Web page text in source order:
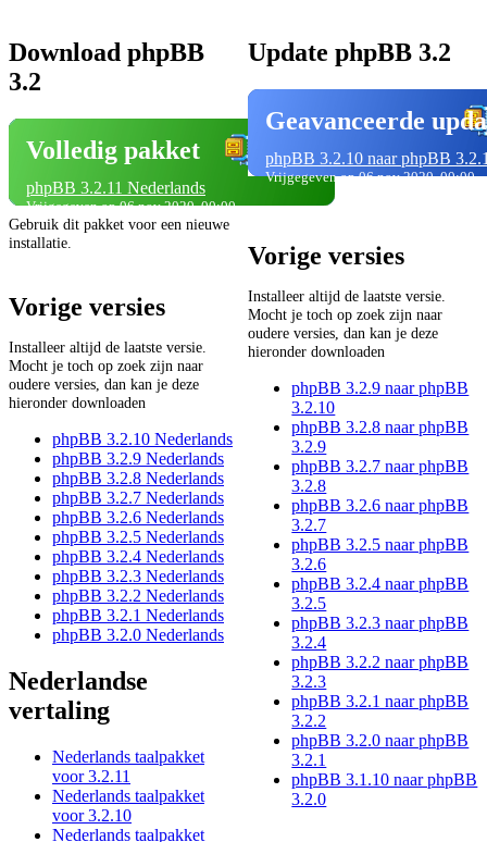
Download phpBB
3.2
Volledig pakket
phpBB 3.2.11 Nederlands
Vrijgegeven op 06 nov 2020, 00:00
Gebruik dit pakket voor een nieuwe
installatie.
Vorige versies
Installeer altijd de laatste versie.
Mocht je toch op zoek zijn naar
oudere versies, dan kan je deze
hieronder downloaden
phpBB 3.2.10 Nederlands
phpBB 3.2.9 Nederlands
phpBB 3.2.8 Nederlands
phpBB 3.2.7 Nederlands
phpBB 3.2.6 Nederlands
phpBB 3.2.5 Nederlands
phpBB 3.2.4 Nederlands
phpBB 3.2.3 Nederlands
phpBB 3.2.2 Nederlands
phpBB 3.2.1 Nederlands
phpBB 3.2.0 Nederlands
Nederlandse
vertaling
Nederlands taalpakket
voor 3.2.11
Nederlands taalpakket
voor 3.2.10
Nederlands taalpakket
Update phpBB 3.2
Geavanceerde
phpBB 3.2.10 naar phpBB
Vrijgegeven op 06 nov 2020, 00:00
Vorige versies
Installeer altijd de laatste versie.
Mocht je toch op zoek zijn naar
oudere versies, dan kan je deze
hieronder downloaden
phpBB 3.2.9 naar phpBB
3.2.10
phpBB 3.2.8 naar phpBB
3.2.9
phpBB 3.2.7 naar phpBB
3.2.8
phpBB 3.2.6 naar phpBB
3.2.7
phpBB 3.2.5 naar phpBB
3.2.6
phpBB 3.2.4 naar phpBB
3.2.5
phpBB 3.2.3 naar phpBB
3.2.4
phpBB 3.2.2 naar phpBB
3.2.3
phpBB 3.2.1 naar phpBB
3.2.2
phpBB 3.2.0 naar phpBB
3.2.1
phpBB 3.1.10 naar phpBB
3.2.0